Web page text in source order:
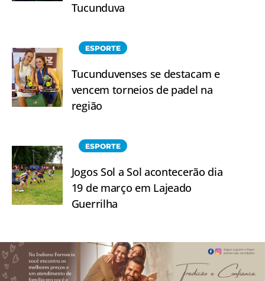
Tucunduva
ESPORTE
Tucunduvenses se destacam e
vencem torneios de padel na
região
ESPORTE
Jogos Sol a Sol acontecerão dia
19 de março em Lajeado
Guerrilha